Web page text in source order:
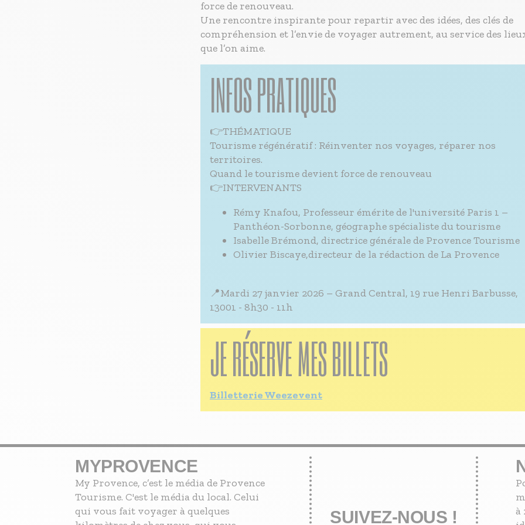
force de renouveau.
Une rencontre inspirante pour repartir avec des idées, des clés de
compréhension et l’envie de voyager autrement, au service des
que l’on aime.
INFOS PRATIQUES
👉THÉMATIQUE
Tourisme régénératif : Réinventer nos voyages, réparer nos
territoires.
Quand le tourisme devient force de renouveau
👉INTERVENANTS
Rémy Knafou, Professeur émérite de l'université Paris 1 –
Panthéon-Sorbonne, géographe spécialiste du tourisme
Isabelle Brémond, directrice générale de Provence Tourisme
Olivier Biscaye,directeur de la rédaction de La Provence
📍Mardi 27 janvier 2026 – Grand Central, 19 rue Henri Barbusse,
13001 - 8h30 - 11h
JE RÉSERVE MES BILLETS
Billetterie Weezevent
MYPROVENCE
My Provence, c’est le média de Provence
Tourisme. C'est le média du local. Celui
qui vous fait voyager à quelques
SUIVEZ-NOUS !
à